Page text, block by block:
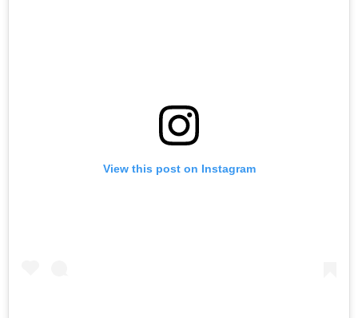
View this post on Instagram